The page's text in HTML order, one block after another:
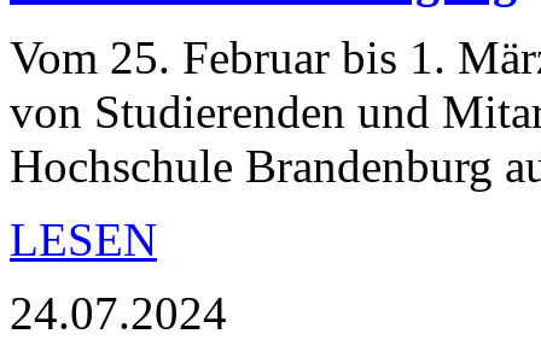
Vom 25. Februar bis 1.
von Studierenden und
Hochschule Brandenburg
LESEN
24.07.2024